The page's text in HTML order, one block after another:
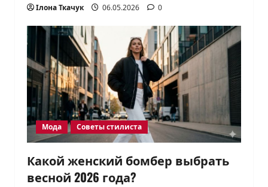
Ілона Ткачук 06.05.2026 0
Мода Советы стилиста
Какой женский бомбер выбрать
весной 2026 года?